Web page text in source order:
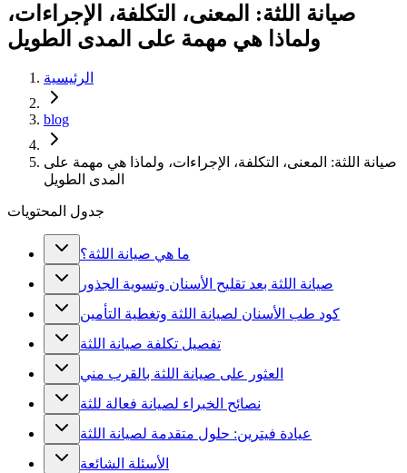
صيانة اللثة: المعنى، التكلفة، الإجراءات،
ولماذا هي مهمة على المدى الطويل
الرئيسية
blog
صيانة اللثة: المعنى، التكلفة، الإجراءات، ولماذا هي مهمة على
المدى الطويل
جدول المحتويات
ما هي صيانة اللثة؟
صيانة اللثة بعد تقليح الأسنان وتسوية الجذور
كود طب الأسنان لصيانة اللثة وتغطية التأمين
تفصيل تكلفة صيانة اللثة
العثور على صيانة اللثة بالقرب مني
نصائح الخبراء لصيانة فعالة للثة
عيادة فيترين: حلول متقدمة لصيانة اللثة
الأسئلة الشائعة